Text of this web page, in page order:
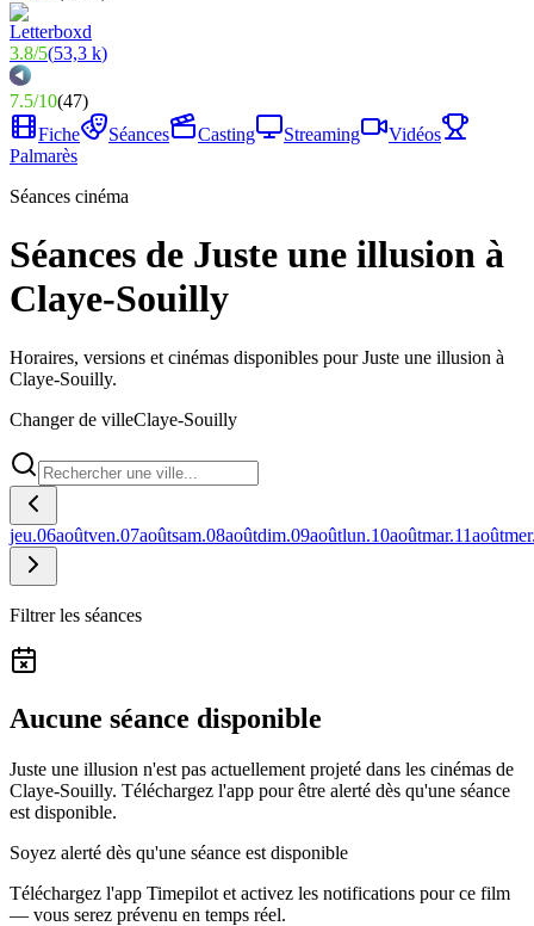
3.8/5(53,3 k)
7.5/10(47)
Fiche
Séances Casting Streaming
Vidéos
Palmarès
Séances cinéma
Séances de Juste une illusion à
Claye-Souilly
Horaires, versions et cinémas disponibles pour Juste une illusion à
Claye-Souilly.
Changer de villeClaye-Souilly
jeu.06aoûtven.07aoûtsam.08aoûtdim.09aoûtlun.10aoûtmar.11août
Filtrer les séances
Aucune séance disponible
Juste une illusion n'est pas actuellement projeté dans les cinémas de
Claye-Souilly. Téléchargez l'app pour être alerté dès qu'une séance
est disponible.
Soyez alerté dès qu'une séance est disponible
Téléchargez l'app Timepilot et activez les notifications pour ce film
— vous serez prévenu en temps réel.